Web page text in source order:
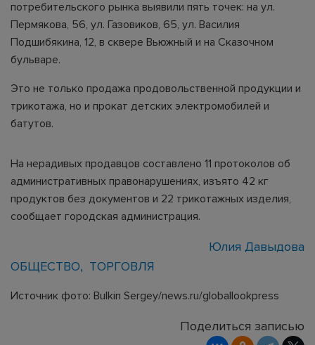
потребительского рынка выявили пять точек: на ул.
Пермякова, 56, ул. Газовиков, 65, ул. Василия
Подшибякина, 12, в сквере Вьюжный и на Сказочном
бульваре.
Это не только продажа продовольственной продукции и
трикотажа, но и прокат детских электромобилей и
батутов.
На нерадивых продавцов составлено 11 протоколов об
административных правонарушениях, изъято 42 кг
продуктов без документов и 22 трикотажных изделия,
сообщает городская администрация.
Юлия Давыдова
ОБЩЕСТВО
ТОРГОВЛЯ
Источник фото: Bulkin Sergey/news.ru/globallookpress
Поделиться записью